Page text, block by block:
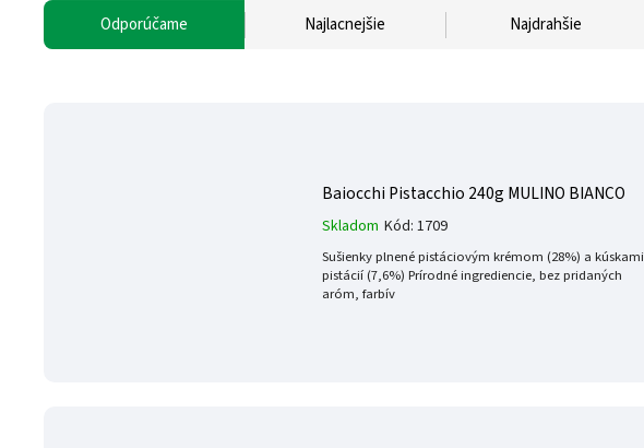
Odporúčame Najlacnejšie Najdrahšie
Baiocchi Pistacchio 240g MULINO BIANCO
Skladom Kód: 1709
Sušienky plnené pistáciovým krémom (28%) a kúskami
pistácií (7,6%) Prírodné ingrediencie, bez pridaných
aróm, farbív